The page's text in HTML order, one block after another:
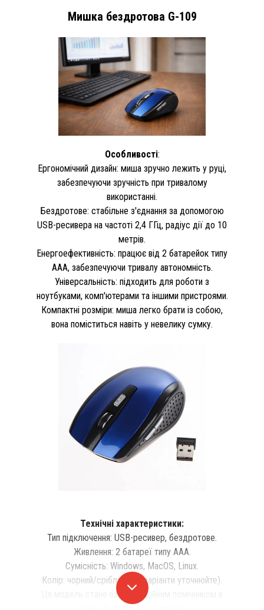
Мишка бездротова G-109
Особливості:
Ергономічний дизайн: миша зручно лежить у руці,
забезпечуючи зручність при тривалому
використанні.
Бездротове: стабільне з'єднання за допомогою
USB-ресивера на частоті 2,4 ГГц, радіус дії до 10
метрів.
Енергоефективність: працює від 2 батарейок типу
AAA, забезпечуючи тривалу автономність.
Універсальність: підходить для роботи з
ноутбуками, комп'ютерами та іншими пристроями.
Компактні розміри: миша легко брати із собою,
вона поміститься навіть у невелику сумку.
Технічні характеристики:
Тип підключення: USB-ресивер, бездротове.
Живлення: 2 батареї типу AAA.
Сумісність: Windows, MacOS, Linux.
Колір: чорний/сріблястий (варіанти уточнюйте).
Ця модель стане вашим надійним помічником в